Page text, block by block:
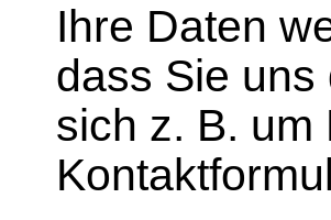
Ihre Daten
dass Sie
sich z. B. um